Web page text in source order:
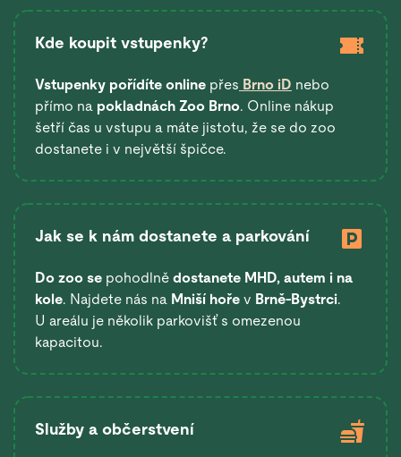
Kde koupit vstupenky?
Vstupenky pořídíte online přes Brno iD nebo
přímo na pokladnách Zoo Brno. Online nákup
šetří čas u vstupu a máte jistotu, že se do zoo
dostanete i v největší špičce.
Jak se k nám dostanete a parkování
Do zoo se pohodlně dostanete MHD, autem i na
kole. Najdete nás na Mniší hoře v Brně-Bystrci.
U areálu je několik parkovišť s omezenou
kapacitou.
Služby a občerstvení